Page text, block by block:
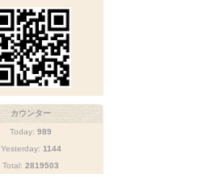
カウンター
Today: 989
Yesterday: 1144
Total: 2819503